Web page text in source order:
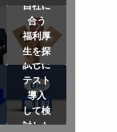
自社に
合う
福利厚
生を探
してい
る
試しに
テスト
導入
して検
討した